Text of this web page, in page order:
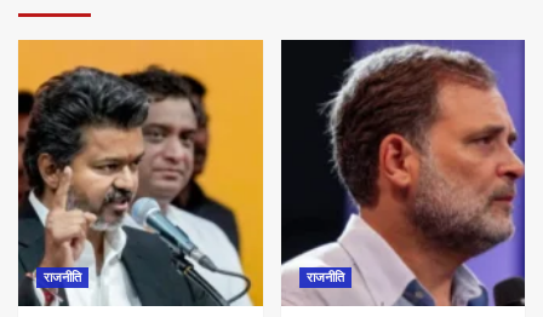
राजनीति राजनीति